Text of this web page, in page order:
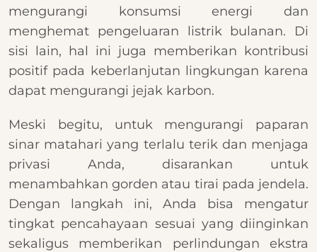
mengurangi konsumsi energi dan
menghemat pengeluaran listrik bulanan. Di
sisi lain, hal ini juga memberikan kontribusi
positif pada keberlanjutan lingkungan karena
dapat mengurangi jejak karbon.
Meski begitu, untuk mengurangi paparan
sinar matahari yang terlalu terik dan menjaga
privasi Anda, disarankan untuk
menambahkan gorden atau tirai pada jendela.
Dengan langkah ini, Anda bisa mengatur
tingkat pencahayaan sesuai yang diinginkan
sekaligus memberikan perlindungan ekstra